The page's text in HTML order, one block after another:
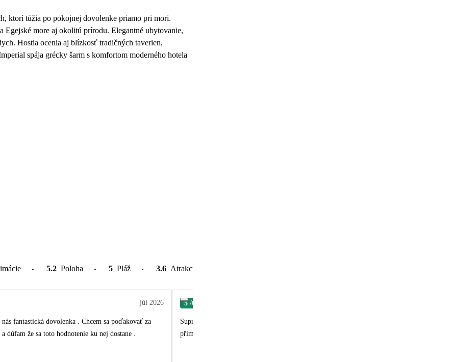
ktorí túžia po pokojnej dovolenke priamo pri mori.
Egejské more aj okolitú prírodu. Elegantné ubytovanie,
Hostia ocenia aj blízkosť tradičných taverien,
spája grécky šarm s komfortom moderného hotela
5.2 Poloha 5 Pláž 3.6 Atrakcie v okolí
júl 2026
fantastická dovolenka . Chcem sa poďakovať za
že sa toto hodnotenie ku nej dostane .
5 /6
Supr zájezd. Výlety proběhly jak byly inzerovány. Služby v pořádku Jídla méně druhů ale
přímo u hotelu s jemným pískem, supr, vhodná i to děti.